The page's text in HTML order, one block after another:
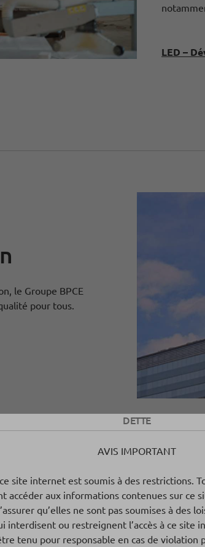
LED –
le Groupe BPCE
pour tous.
DETTE
AVIS IMPORTANT
ce site internet est soumis à des restrictions.
accéder aux informations contenues sur ce
qu’elles ne sont pas soumises à des
interdisent ou restreignent l’accès à ce site
tenu pour responsable en cas de violation